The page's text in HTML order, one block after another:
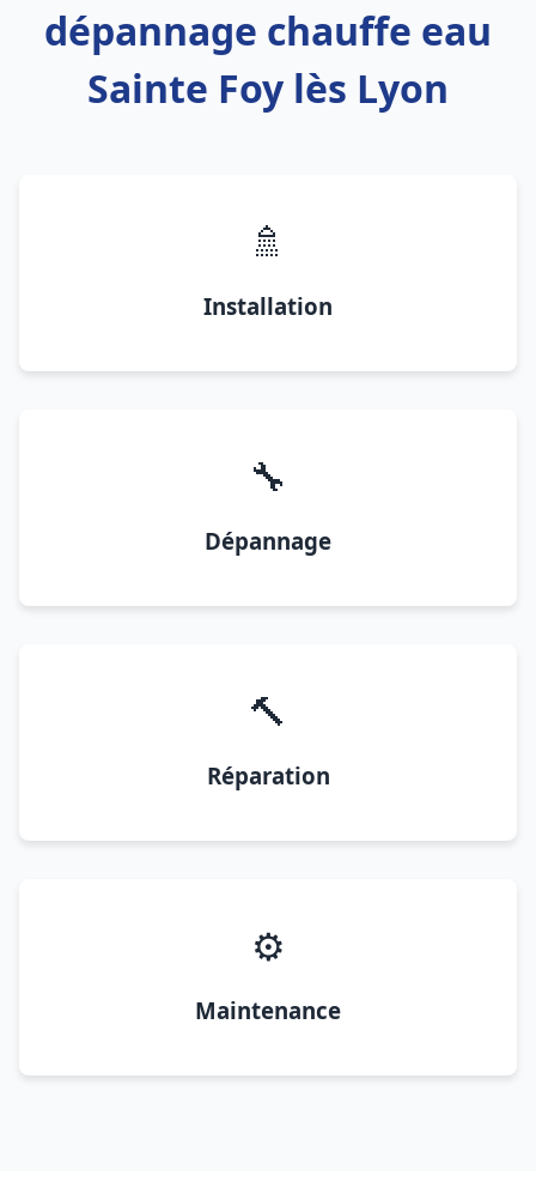
dépannage chauffe eau
Sainte Foy lès Lyon
🚿
Installation
🔧
Dépannage
🔨
Réparation
⚙️
Maintenance